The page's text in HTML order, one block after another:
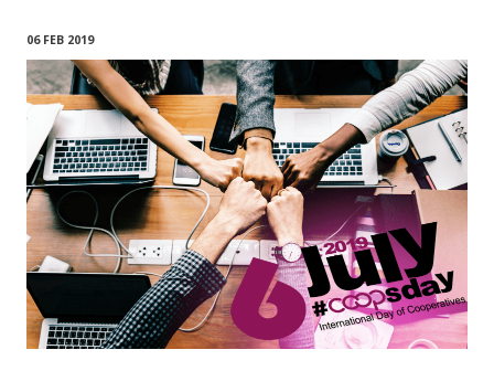
06 FEB 2019